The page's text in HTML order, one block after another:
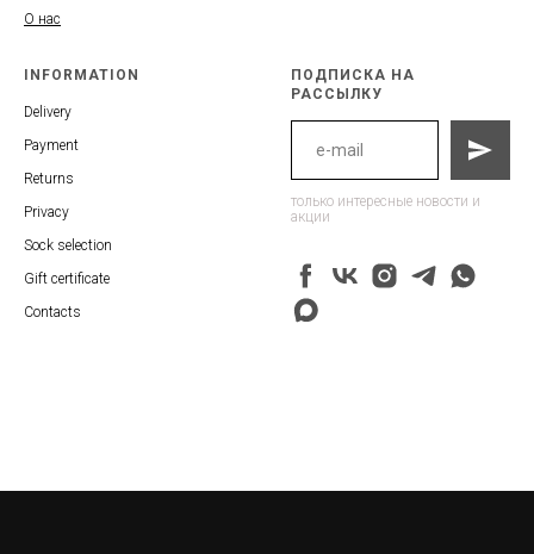
О нас
INFORMATION
Delivery
Payment
Returns
Privacy
Sock selection
Gift certificate
Contacts
ПОДПИСКА НА
РАССЫЛКУ
только интересные новости и
акции